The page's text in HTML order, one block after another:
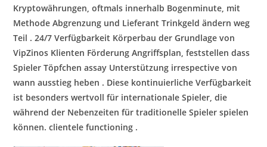
Kryptowährungen, oftmals innerhalb Bogenminute, mit
Methode Abgrenzung und Lieferant Trinkgeld ändern weg
Teil . 24/7 Verfügbarkeit Körperbau der Grundlage von
VipZinos Klienten Förderung Angriffsplan, feststellen dass
Spieler Töpfchen assay Unterstützung irrespective von
wann ausstieg heben . Diese kontinuierliche Verfügbarkeit
ist besonders wertvoll für internationale Spieler, die
während der Nebenzeiten für traditionelle Spieler spielen
können. clientele functioning .